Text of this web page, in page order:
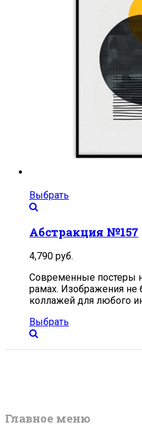
Выбрать
Абстракция №157
4,790 руб.
Современные постеры
рамах. Изображения
коллажей для любого
Выбрать
Главное меню